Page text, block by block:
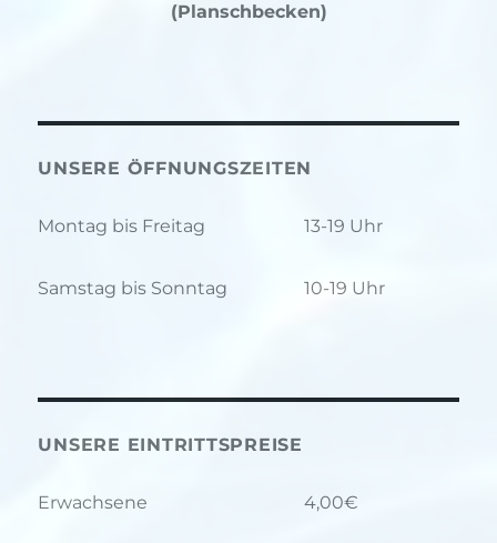
(Planschbecken)
UNSERE ÖFFNUNGSZEITEN
Montag bis Freitag 13-19 Uhr
Samstag bis Sonntag 10-19 Uhr
UNSERE EINTRITTSPREISE
Erwachsene 4,00€